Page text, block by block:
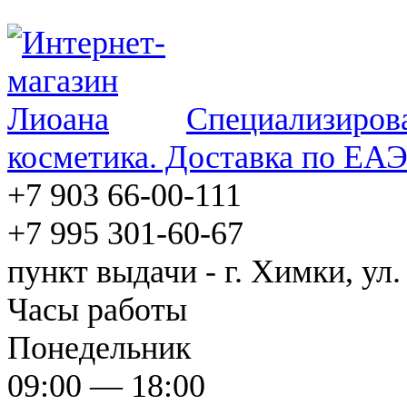
косметика. Доставка по
+7 903 66-00-111
+7 995 301-60-67
пункт выдачи - г. Химки, ул.
Часы работы
Понедельник
09:00 — 18:00